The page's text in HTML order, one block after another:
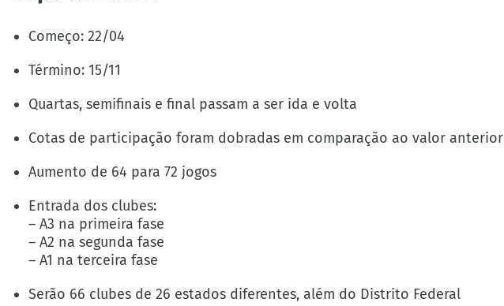
Começo: 22/04
Término: 15/11
Quartas, semifinais e final passam a ser ida e volta
Cotas de participação foram dobradas em comparação ao valor anterior
Aumento de 64 para 72 jogos
Entrada dos clubes:
– A3 na primeira fase
– A2 na segunda fase
– A1 na terceira fase
Serão 66 clubes de 26 estados diferentes, além do Distrito Federal